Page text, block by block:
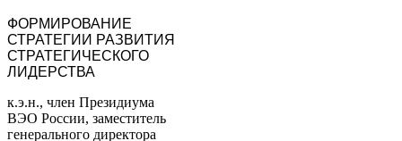
ФОРМИРОВАНИЕ
СТРАТЕГИИ РАЗВИТИЯ
СТРАТЕГИЧЕСКОГО
ЛИДЕРСТВА
к.э.н., член Президиума
ВЭО России, заместитель
генерального директора